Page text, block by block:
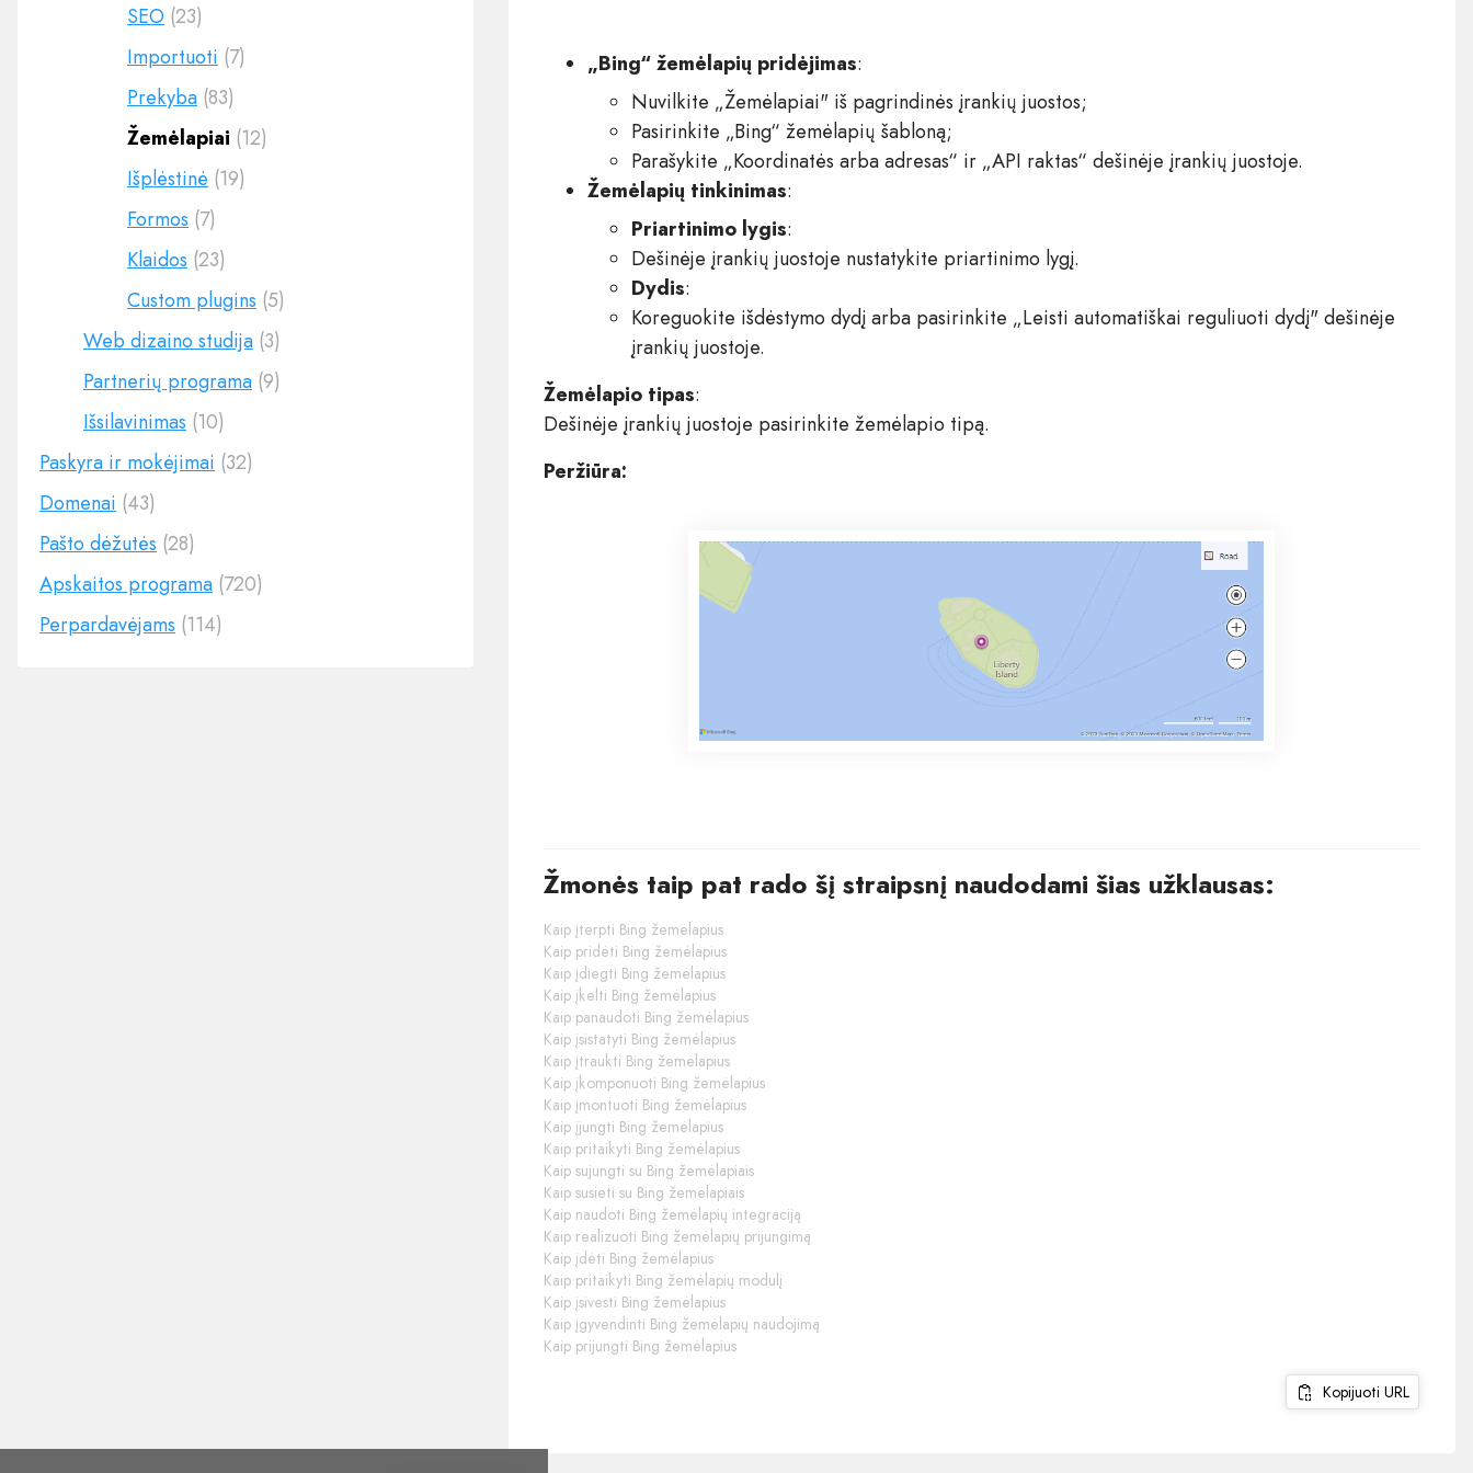
SEO (23)
Importuoti (7)
Prekyba (83)
Žemėlapiai (12)
Išplėstinė (19)
Formos (7)
Klaidos (23)
Custom plugins (5)
Web dizaino studija (3)
Partnerių programa (9)
Išsilavinimas (10)
Paskyra ir mokėjimai (32)
Domenai (43)
Pašto dėžutės (28)
Apskaitos programa (720)
Perpardavėjams (114)
„Bing“ žemėlapių pridėjimas:
Nuvilkite „Žemėlapiai" iš pagrindinės įrankių juostos;
Pasirinkite „Bing“ žemėlapių šabloną;
Parašykite „Koordinatės arba adresas“ ir „API raktas“ dešinėje įrankių juostoje.
Žemėlapių tinkinimas:
Priartinimo lygis:
Dešinėje įrankių juostoje nustatykite priartinimo lygį.
Dydis:
Koreguokite išdėstymo dydį arba pasirinkite „Leisti automatiškai reguliuoti dydį" dešinėje
įrankių juostoje.
Žemėlapio tipas:
Dešinėje įrankių juostoje pasirinkite žemėlapio tipą.
Peržiūra:
Žmonės taip pat rado šį straipsnį naudodami šias užklausas:
Kaip įterpti Bing žemėlapius
Kaip pridėti Bing žemėlapius
Kaip įdiegti Bing žemėlapius
Kaip įkelti Bing žemėlapius
Kaip panaudoti Bing žemėlapius
Kaip įsistatyti Bing žemėlapius
Kaip įtraukti Bing žemėlapius
Kaip įkomponuoti Bing žemėlapius
Kaip įmontuoti Bing žemėlapius
Kaip įjungti Bing žemėlapius
Kaip pritaikyti Bing žemėlapius
Kaip sujungti su Bing žemėlapiais
Kaip susieti su Bing žemėlapiais
Kaip naudoti Bing žemėlapių integraciją
Kaip realizuoti Bing žemėlapių prijungimą
Kaip įdėti Bing žemėlapius
Kaip pritaikyti Bing žemėlapių modulį
Kaip įsivesti Bing žemėlapius
Kaip įgyvendinti Bing žemėlapių naudojimą
Kaip prijungti Bing žemėlapius
Kopijuoti URL